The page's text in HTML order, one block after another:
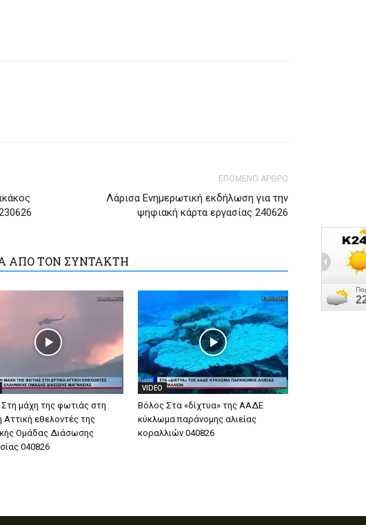
ΕΠΟΜΕΝΟ ΑΡΘΡΟ
Λάρισα Ενημερωτική εκδήλωση για την
ψηφιακή κάρτα εργασίας 240626
ΑΠΟ ΤΟΝ ΣΥΝΤΑΚΤΗ
μάχη της φωτιάς στη
Αττική εθελοντές της
Ομάδας Διάσωσης
040826
VIDEO
Βόλος Στα «δίχτυα» της ΑΑΔΕ
κύκλωμα παράνομης αλιείας
κοραλλιών 040826